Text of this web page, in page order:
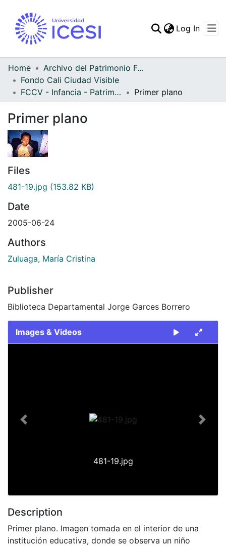
Log In
Home
Archivo del Patrimonio Fotográfico y Fílmico del Valle del Cauca
Fondo Cali Ciudad Visible
FCCV - Infancia - Patrimonial
Primer plano
Primer plano
Files
481-19.jpg (153.82 KB)
Date
2005-06-24
Authors
Zuluaga, María Cristina
Publisher
Biblioteca Departamental Jorge Garces Borrero
Images & Videos
481-19.jpg
Previous Next
Description
Primer plano. Imagen tomada en el interior de una
institución educativa, donde se observa un niño